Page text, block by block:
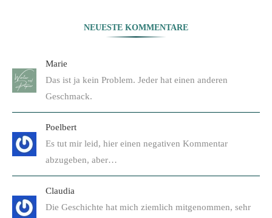
NEUESTE KOMMENTARE
Marie
Das ist ja kein Problem. Jeder hat einen anderen
Geschmack.
Poelbert
Es tut mir leid, hier einen negativen Kommentar
abzugeben, aber…
Claudia
Die Geschichte hat mich ziemlich mitgenommen, sehr